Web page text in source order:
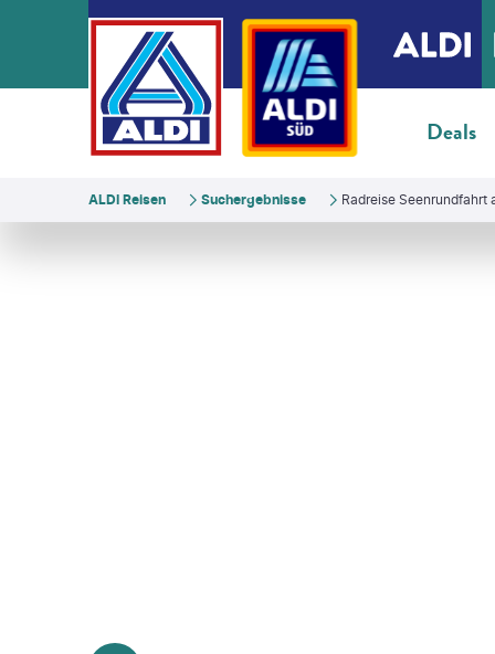
Deals
ALDI Reisen Suchergebnisse Radreise Seenrundfahrt